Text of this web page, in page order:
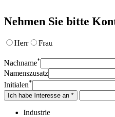
Nehmen Sie bitte
Herr Frau
Nachname*
Namenszusatz
Initialen*
Ich habe Interesse an *
Industrie